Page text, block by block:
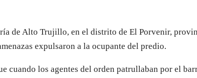
de Alto Trujillo, en el distrito de El Porvenir,
expulsaron a la ocupante del predio.
cuando los agentes del orden patrullaban por el